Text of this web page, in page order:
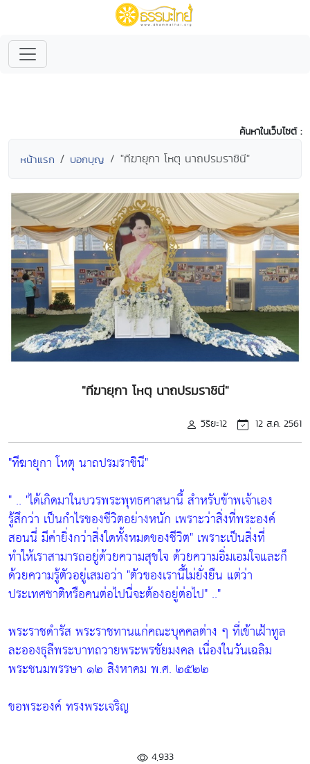
ค้นหาในเว็บไซต์ :
หน้าแรก บอกบุญ "ทีฆายุกา โหตุ นาถปรมราชินี"
"ทีฆายุกา โหตุ นาถปรมราชินี"
วิริยะ12 12 ส.ค. 2561
"ทีฆายุกา โหตุ นาถปรมราชินี"
" .. "ได้เกิดมาในบวรพระพุทธศาสนานี้ สำหรับข้าพเจ้าเอง
รู้สึกว่า เป็นกำไรของชีวิตอย่างหนัก เพราะว่าสิ่งที่พระองค์
สอนนี่ มีค่ายิ่งกว่าสิ่งใดทั้งหมดของชีวิต" เพราะเป็นสิ่งที่
ทำให้เราสามารถอยู่ด้วยความสุขใจ ด้วยความอิ่มเอมใจและก็
ด้วยความรู้ตัวอยู่เสมอว่า "ตัวของเรานี้ไม่ยั่งยืน แต่ว่า
ประเทศชาติหรือคนต่อไปนี่จะต้องอยู่ต่อไป" .."
พระราชดำรัส พระราชทานแก่คณะบุคคลต่าง ๆ ที่เข้าเฝ้าทูล
ละอองธุลีพระบาทถวายพระพรชัยมงคล เนื่องในวันเฉลิม
พระชนมพรรษา ๑๒ สิงหาคม พ.ศ. ๒๕๒๒
ขอพระองค์ ทรงพระเจริญ
4,933